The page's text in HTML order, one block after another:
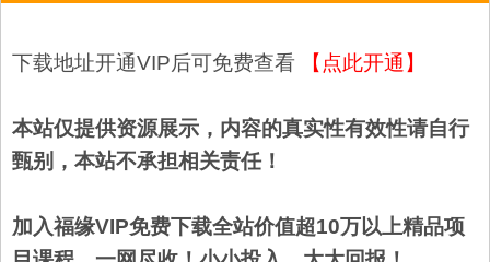
下载地址开通VIP后可免费查看 【点此开通】
本站仅提供资源展示，内容的真实性有效性请自行
甄别，本站不承担相关责任！
加入福缘VIP免费下载全站价值超10万以上精品项